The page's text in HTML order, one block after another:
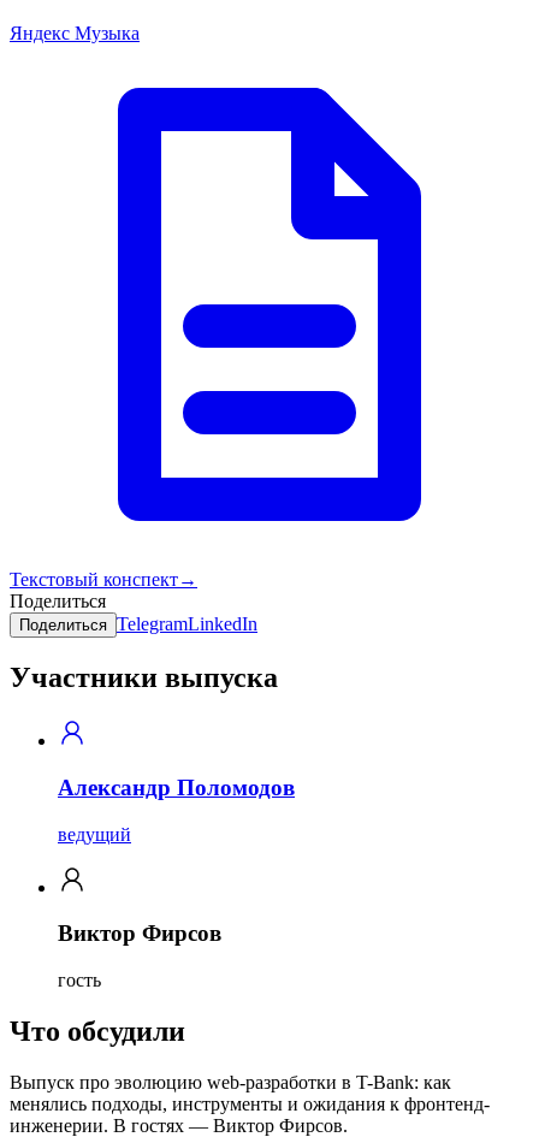
Яндекс Музыка
Текстовый конспект→
Поделиться
Поделиться TelegramLinkedIn
Участники выпуска
Александр Поломодов
ведущий
Виктор Фирсов
гость
Что обсудили
Выпуск про эволюцию web-разработки в T-Bank: как
менялись подходы, инструменты и ожидания к фронтенд-
инженерии. В гостях — Виктор Фирсов.